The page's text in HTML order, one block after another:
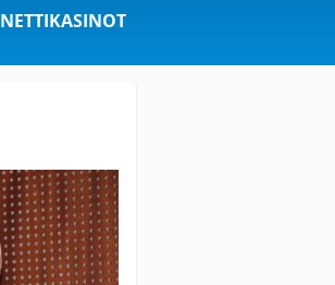
NETTIKASINOT